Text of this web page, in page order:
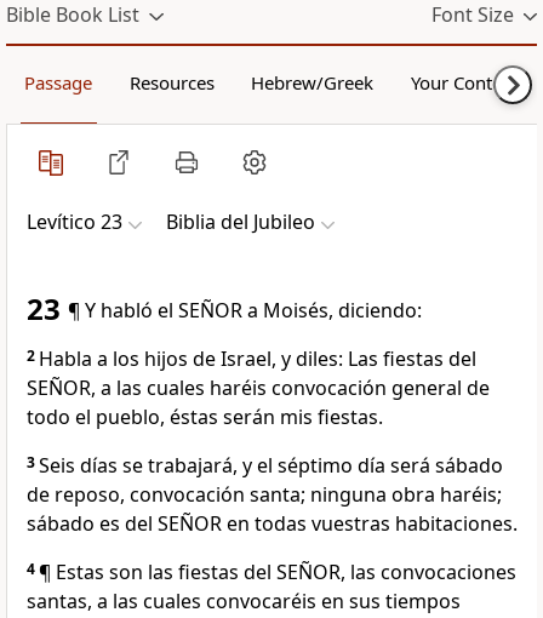
Bible Book List Font Size
Passage Resources Hebrew/Greek Your Content
Levítico 23 Biblia del Jubileo
23 ¶ Y habló el SEÑOR a Moisés, diciendo:
2 Habla a los hijos de Israel, y diles: Las fiestas del
SEÑOR, a las cuales haréis convocación general de
todo el pueblo, éstas serán mis fiestas.
3Seis días se trabajará, y el séptimo día será sábado
de reposo, convocación santa; ninguna obra haréis;
sábado es del SEÑOR en todas vuestras habitaciones.
4¶ Estas son las fiestas del SEÑOR, las convocaciones
santas, a las cuales convocaréis en sus tiempos